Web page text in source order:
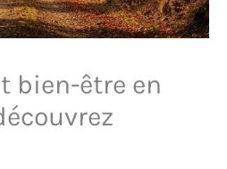
bien-être en